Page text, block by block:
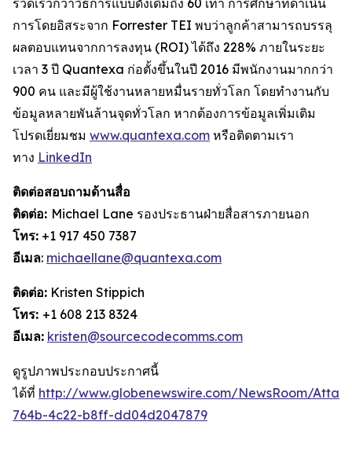
รวดเร็วกว่าวิธีการแบบดั้งเดิมถึง 60 เท่า การศึกษาที่ดำเนิน
การโดยอิสระจาก Forrester TEI พบว่าลูกค้าสามารถบรรลุ
ผลตอบแทนจากการลงทุน (ROI) ได้ถึง 228% ภายในระยะ
เวลา 3 ปี Quantexa ก่อตั้งขึ้นในปี 2016 มีพนักงานมากกว่า
900 คน และมีผู้ใช้งานหลายหมื่นรายทั่วโลก โดยทำงานกับ
ข้อมูลหลายพันล้านจุดทั่วโลก หากต้องการข้อมูลเพิ่มเติม
โปรดเยี่ยมชม www.quantexa.com หรือติดตามเรา
ทาง LinkedIn
ติดต่อสอบถามด้านสื่อ
ติดต่อ: Michael Lane รองประธานฝ่ายสื่อสารภายนอก
โทร: +1 917 450 7387
อีเมล: michaellane@quantexa.com
ติดต่อ: Kristen Stippich
โทร: +1 608 213 8324
อีเมล: kristen@sourcecodecomms.com
ดูรูปภาพประกอบประกาศนี้
ได้ที่ http://www.globenewswire.com/NewsRoom/
764b-4c22-b8ff-dd04d2047879